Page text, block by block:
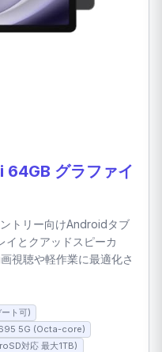
グラファイ
トリー向けAndroidタブ
イとクアッドスピーカ
視聴や軽作業に最適化さ
ト可)
5G (Octa-core)
対応 最大1TB)